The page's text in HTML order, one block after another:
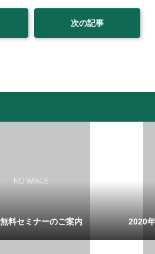
次の記事
料セミナーのご案内 2020